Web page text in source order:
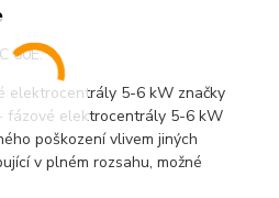
60E.
elektrocentrály 5-6 kW značky
fázové elektrocentrály 5-6 kW
poškození vlivem jiných
v plném rozsahu, možné